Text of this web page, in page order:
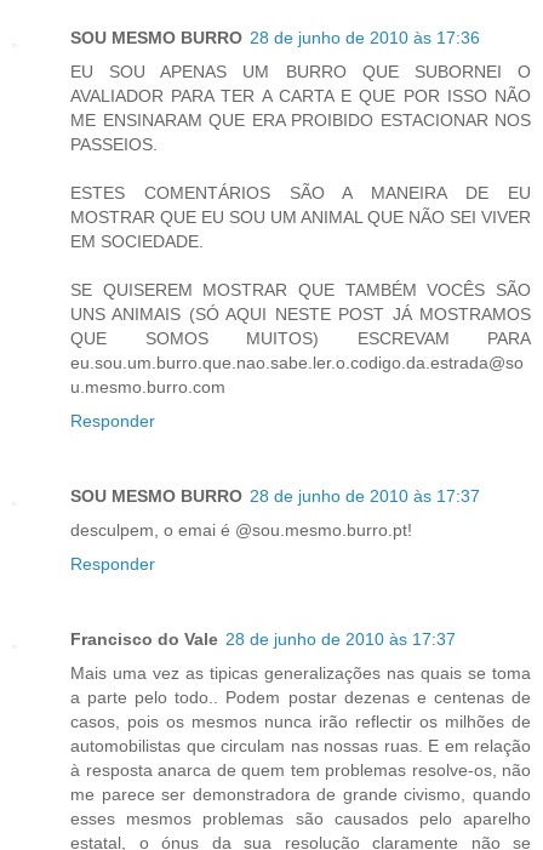
SOU MESMO BURRO 28 de junho de 2010 às 17:36
EU SOU APENAS UM BURRO QUE SUBORNEI O
AVALIADOR PARA TER A CARTA E QUE POR ISSO NÃO
ME ENSINARAM QUE ERA PROIBIDO ESTACIONAR NOS
PASSEIOS.
ESTES COMENTÁRIOS SÃO A MANEIRA DE EU
MOSTRAR QUE EU SOU UM ANIMAL QUE NÃO SEI VIVER
EM SOCIEDADE.
SE QUISEREM MOSTRAR QUE TAMBÉM VOCÊS SÃO
UNS ANIMAIS (SÓ AQUI NESTE POST JÁ MOSTRAMOS
QUE SOMOS MUITOS) ESCREVAM PARA
eu.sou.um.burro.que.nao.sabe.ler.o.codigo.da.estrada@so
u.mesmo.burro.com
Responder
SOU MESMO BURRO 28 de junho de 2010 às 17:37
desculpem, o emai é @sou.mesmo.burro.pt!
Responder
Francisco do Vale 28 de junho de 2010 às 17:37
Mais uma vez as tipicas generalizações nas quais se toma
a parte pelo todo.. Podem postar dezenas e centenas de
casos, pois os mesmos nunca irão reflectir os milhões de
automobilistas que circulam nas nossas ruas. E em relação
à resposta anarca de quem tem problemas resolve-os, não
me parece ser demonstradora de grande civismo, quando
esses mesmos problemas são causados pelo aparelho
estatal, o ónus da sua resolução claramente não se